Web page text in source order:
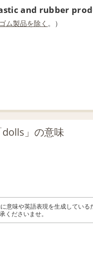
and rubber
ゴム製品を除く 。）
」の意味
意味や英語表現を生成している
くださいませ。